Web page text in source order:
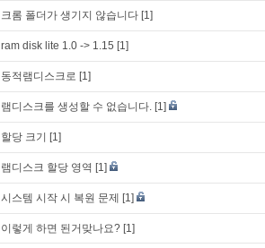
크롬 폴더가 생기지 않습니다 [1]
ram disk lite 1.0 -> 1.15 [1]
동적램디스크로 [1]
램디스크를 생성할 수 없습니다. [1]
할당 크기 [1]
램디스크 할당 영역 [1]
시스템 시작 시 복원 문제 [1]
이렇게 하면 된거맞나요? [1]